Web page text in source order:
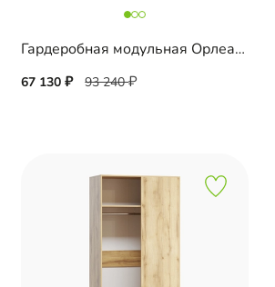
Гардеробная модульная Орлеан-5
67 130 93 240